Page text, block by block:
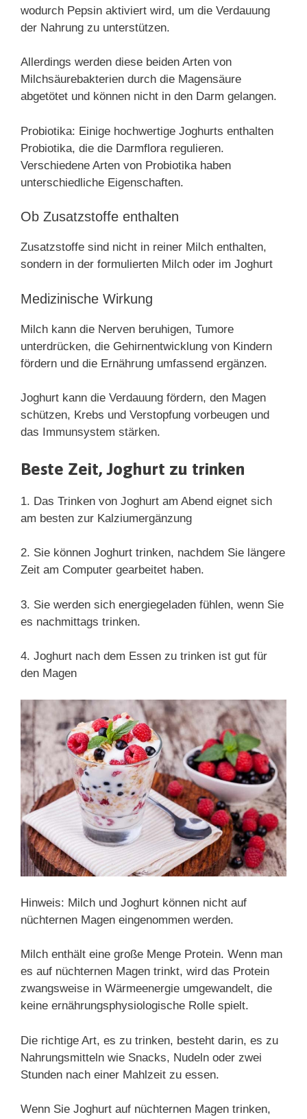
wodurch Pepsin aktiviert wird, um die Verdauung
der Nahrung zu unterstützen.
Allerdings werden diese beiden Arten von
Milchsäurebakterien durch die Magensäure
abgetötet und können nicht in den Darm gelangen.
Probiotika: Einige hochwertige Joghurts enthalten
Probiotika, die die Darmflora regulieren.
Verschiedene Arten von Probiotika haben
unterschiedliche Eigenschaften.
Ob Zusatzstoffe enthalten
Zusatzstoffe sind nicht in reiner Milch enthalten,
sondern in der formulierten Milch oder im Joghurt
Medizinische Wirkung
Milch kann die Nerven beruhigen, Tumore
unterdrücken, die Gehirnentwicklung von Kindern
fördern und die Ernährung umfassend ergänzen.
Joghurt kann die Verdauung fördern, den Magen
schützen, Krebs und Verstopfung vorbeugen und
das Immunsystem stärken.
Beste Zeit, Joghurt zu trinken
1. Das Trinken von Joghurt am Abend eignet sich
am besten zur Kalziumergänzung
2. Sie können Joghurt trinken, nachdem Sie längere
Zeit am Computer gearbeitet haben.
3. Sie werden sich energiegeladen fühlen, wenn Sie
es nachmittags trinken.
4. Joghurt nach dem Essen zu trinken ist gut für
den Magen
Hinweis: Milch und Joghurt können nicht auf
nüchternen Magen eingenommen werden.
Milch enthält eine große Menge Protein. Wenn man
es auf nüchternen Magen trinkt, wird das Protein
zwangsweise in Wärmeenergie umgewandelt, die
keine ernährungsphysiologische Rolle spielt.
Die richtige Art, es zu trinken, besteht darin, es zu
Nahrungsmitteln wie Snacks, Nudeln oder zwei
Stunden nach einer Mahlzeit zu essen.
Wenn Sie Joghurt auf nüchternen Magen trinken,